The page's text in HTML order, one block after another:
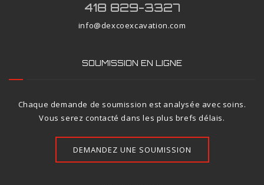
418 829-3327
info@dexcoexcavation.com
SOUMISSION EN LIGNE
Chaque demande de soumission est analysée avec soins.
Vous serez contacté dans les plus brefs délais.
DEMANDEZ UNE SOUMISSION